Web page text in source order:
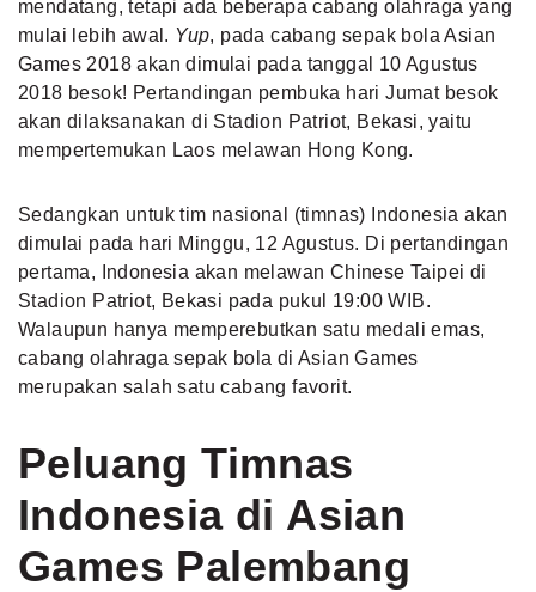
mendatang, tetapi ada beberapa cabang olahraga yang
mulai lebih awal. Yup, pada cabang sepak bola Asian
Games 2018 akan dimulai pada tanggal 10 Agustus
2018 besok! Pertandingan pembuka hari Jumat besok
akan dilaksanakan di Stadion Patriot, Bekasi, yaitu
mempertemukan Laos melawan Hong Kong.
Sedangkan untuk tim nasional (timnas) Indonesia akan
dimulai pada hari Minggu, 12 Agustus. Di pertandingan
pertama, Indonesia akan melawan Chinese Taipei di
Stadion Patriot, Bekasi pada pukul 19:00 WIB.
Walaupun hanya memperebutkan satu medali emas,
cabang olahraga sepak bola di Asian Games
merupakan salah satu cabang favorit.
Peluang Timnas
Indonesia di Asian
Games Palembang